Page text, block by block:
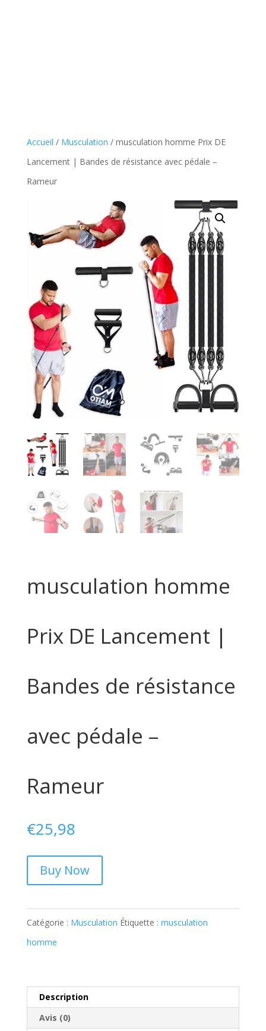
Accueil / Musculation / musculation homme Prix DE
Lancement | Bandes de résistance avec pédale –
Rameur
musculation homme
Prix DE Lancement |
Bandes de résistance
avec pédale –
Rameur
€25,98
Buy Now
Catégorie : Musculation Étiquette : musculation
homme
Description
Avis (0)